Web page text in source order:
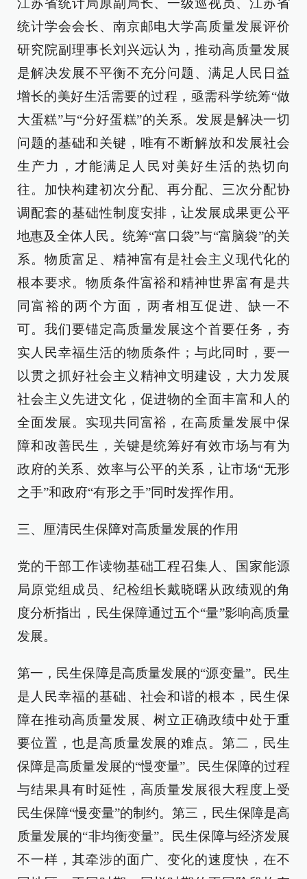
江苏省统计局原副局长、一级巡视员、江苏省
统计学会会长、南京邮电大学高质量发展评价
研究院副理事长刘兴远认为，推动高质量发展
是解决发展不平衡不充分问题、满足人民日益
增长的美好生活需要的过程，亟需科学统筹“做
大蛋糕”与“分好蛋糕”的关系。发展是解决一切
问题的基础和关键，唯有不断解放和发展社会
生产力，才能满足人民对美好生活的热切向
往。加快构建初次分配、再分配、三次分配协
调配套的基础性制度安排，让发展成果更公平
地惠及全体人民。统筹“富口袋”与“富脑袋”的关
系。物质富足、精神富有是社会主义现代化的
根本要求。物质条件富裕和精神世界富有是共
同富裕的两个方面，两者相互促进、缺一不
可。我们要锚定高质量发展这个首要任务，夯
实人民幸福生活的物质条件；与此同时，要一
以贯之抓好社会主义精神文明建设，大力发展
社会主义先进文化，促进物的全面丰富和人的
全面发展。实现共同富裕，在高质量发展中保
障和改善民生，关键是统筹好有效市场与有为
政府的关系、效率与公平的关系，让市场“无形
之手”和政府“有形之手”同时发挥作用。
三、厘清民生保障对高质量发展的作用
党的干部工作读物基础工程召集人、国家能源
局原党组成员、纪检组长戴晓曙从政绩观的角
度分析指出，民生保障通过五个“量”影响高质量
发展。
第一，民生保障是高质量发展的“源变量”。民生
是人民幸福的基础、社会和谐的根本，民生保
障在推动高质量发展、树立正确政绩中处于重
要位置，也是高质量发展的难点。第二，民生
保障是高质量发展的“慢变量”。民生保障的过程
与结果具有时延性，高质量发展很大程度上受
民生保障“慢变量”的制约。第三，民生保障是高
质量发展的“非均衡变量”。民生保障与经济发展
不一样，其牵涉的面广、变化的速度快，在不